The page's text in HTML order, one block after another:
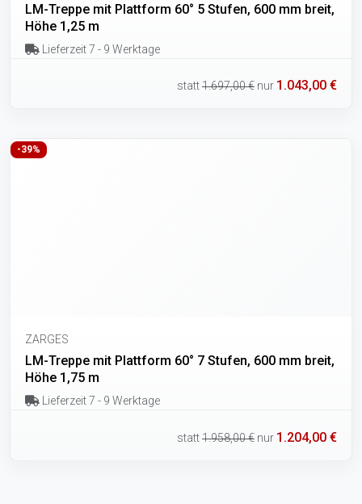
LM-Treppe mit Plattform 60° 5 Stufen, 600 mm breit,
Höhe 1,25 m
Lieferzeit 7 - 9 Werktage
statt1.697,00 € nur 1.043,00 €
-39%
ZARGES
LM-Treppe mit Plattform 60° 7 Stufen, 600 mm breit,
Höhe 1,75 m
Lieferzeit 7 - 9 Werktage
statt1.958,00 € nur 1.204,00 €